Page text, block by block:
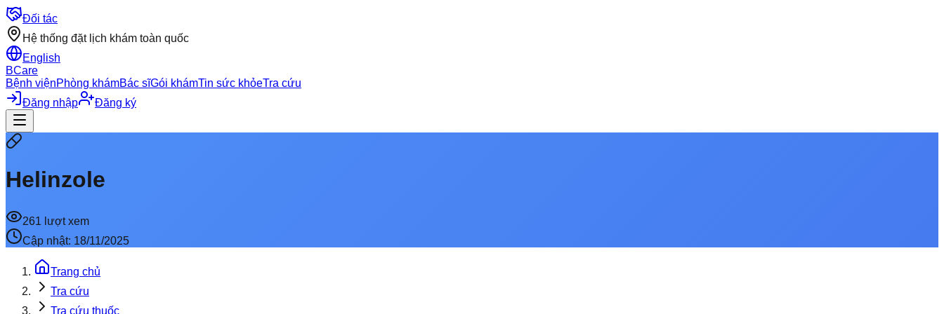
Đối tác
Hệ thống đặt lịch khám toàn quốc
English
BCare
Bệnh việnPhòng khámBác sĩGói khámTin sức khỏeTra cứu
Đăng nhập
Đăng ký
Helinzole
261 lượt xem
Cập nhật: 18/11/2025
Trang chủ
Tra cứu
Tra cứu thuốc